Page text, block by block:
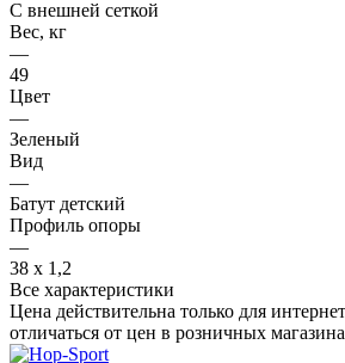
С внешней сеткой
Вес, кг
—
49
Цвет
—
Зеленый
Вид
—
Батут детский
Профиль опоры
—
38 х 1,2
Все характеристики
Цена действительна только для
отличаться от цен в розничных